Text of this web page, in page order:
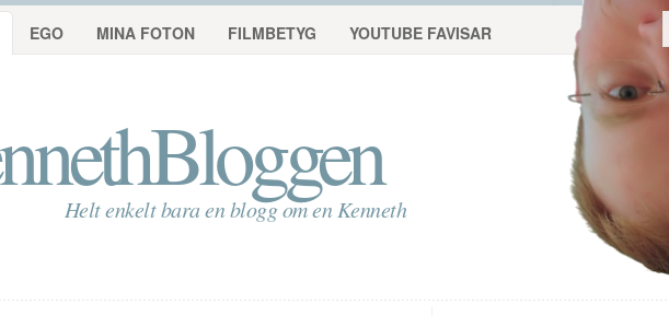
Helt enkelt bara en blogg om en Kenneth
EGO MINA FOTON FILMBETYG YOUTUBE FAVISAR